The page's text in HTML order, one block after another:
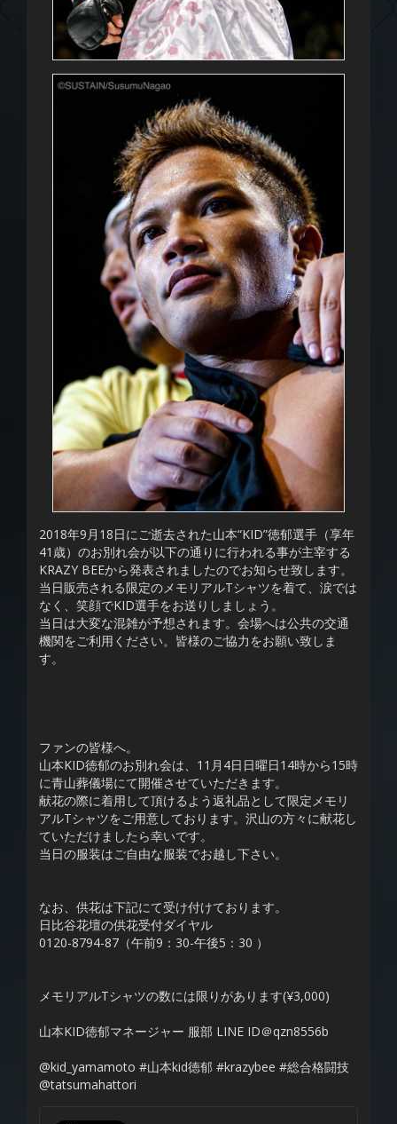
2018年9月18日にご逝去された山本“KID”徳郁選手（享年
41歳）のお別れ会が以下の通りに行われる事が主宰する
KRAZY BEEから発表されましたのでお知らせ致します。
当日販売される限定のメモリアルTシャツを着て、涙では
なく、笑顔でKID選手をお送りしましょう。
当日は大変な混雑が予想されます。会場へは公共の交通
機関をご利用ください。皆様のご協力をお願い致しま
す。
ファンの皆様へ。
山本KID徳郁のお別れ会は、11月4日日曜日14時から15時
に青山葬儀場にて開催させていただきます。
献花の際に着用して頂けるよう返礼品として限定メモリ
アルTシャツをご用意しております。沢山の方々に献花し
ていただけましたら幸いです。
当日の服装はご自由な服装でお越し下さい。
なお、供花は下記にて受け付けております。
日比谷花壇の供花受付ダイヤル
0120-8794-87（午前9：30-午後5：30 ）
メモリアルTシャツの数には限りがあります(¥3,000)
山本KID徳郁マネージャー 服部 LINE ID＠qzn8556b
@kid_yamamoto #山本kid徳郁 #krazybee #総合格闘技
@tatsumahattori